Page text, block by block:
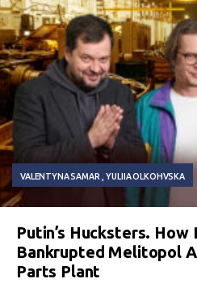
VALENTYNA SAMAR YULIIA OLKOHVSKA
Putin’s Hucksters. How
Bankrupted Melitopol
Parts Plant